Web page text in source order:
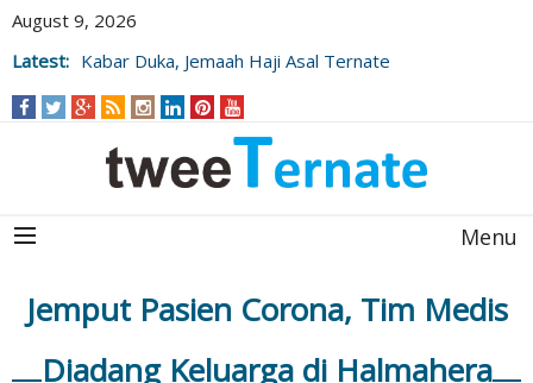
August 9, 2026
Latest: Kabar Duka, Jemaah Haji Asal Ternate
Menu
Jemput Pasien Corona, Tim Medis
Diadang Keluarga di Halmahera